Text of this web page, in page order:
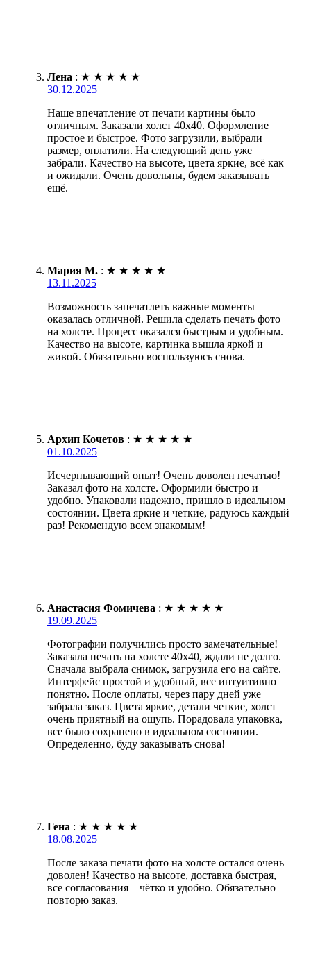
Лена : ★ ★ ★ ★ ★
30.12.2025
Наше впечатление от печати картины было
отличным. Заказали холст 40х40. Оформление
простое и быстрое. Фото загрузили, выбрали
размер, оплатили. На следующий день уже
забрали. Качество на высоте, цвета яркие, всё как
и ожидали. Очень довольны, будем заказывать
ещё.
Мария М. : ★ ★ ★ ★ ★
13.11.2025
Возможность запечатлеть важные моменты
оказалась отличной. Решила сделать печать фото
на холсте. Процесс оказался быстрым и удобным.
Качество на высоте, картинка вышла яркой и
живой. Обязательно воспользуюсь снова.
Архип Кочетов : ★ ★ ★ ★ ★
01.10.2025
Исчерпывающий опыт! Очень доволен печатью!
Заказал фото на холсте. Оформили быстро и
удобно. Упаковали надежно, пришло в идеальном
состоянии. Цвета яркие и четкие, радуюсь каждый
раз! Рекомендую всем знакомым!
Анастасия Фомичева : ★ ★ ★ ★ ★
19.09.2025
Фотографии получились просто замечательные!
Заказала печать на холсте 40х40, ждали не долго.
Сначала выбрала снимок, загрузила его на сайте.
Интерфейс простой и удобный, все интуитивно
понятно. После оплаты, через пару дней уже
забрала заказ. Цвета яркие, детали четкие, холст
очень приятный на ощупь. Порадовала упаковка,
все было сохранено в идеальном состоянии.
Определенно, буду заказывать снова!
Гена : ★ ★ ★ ★ ★
18.08.2025
После заказа печати фото на холсте остался очень
доволен! Качество на высоте, доставка быстрая,
все согласования – чётко и удобно. Обязательно
повторю заказ.